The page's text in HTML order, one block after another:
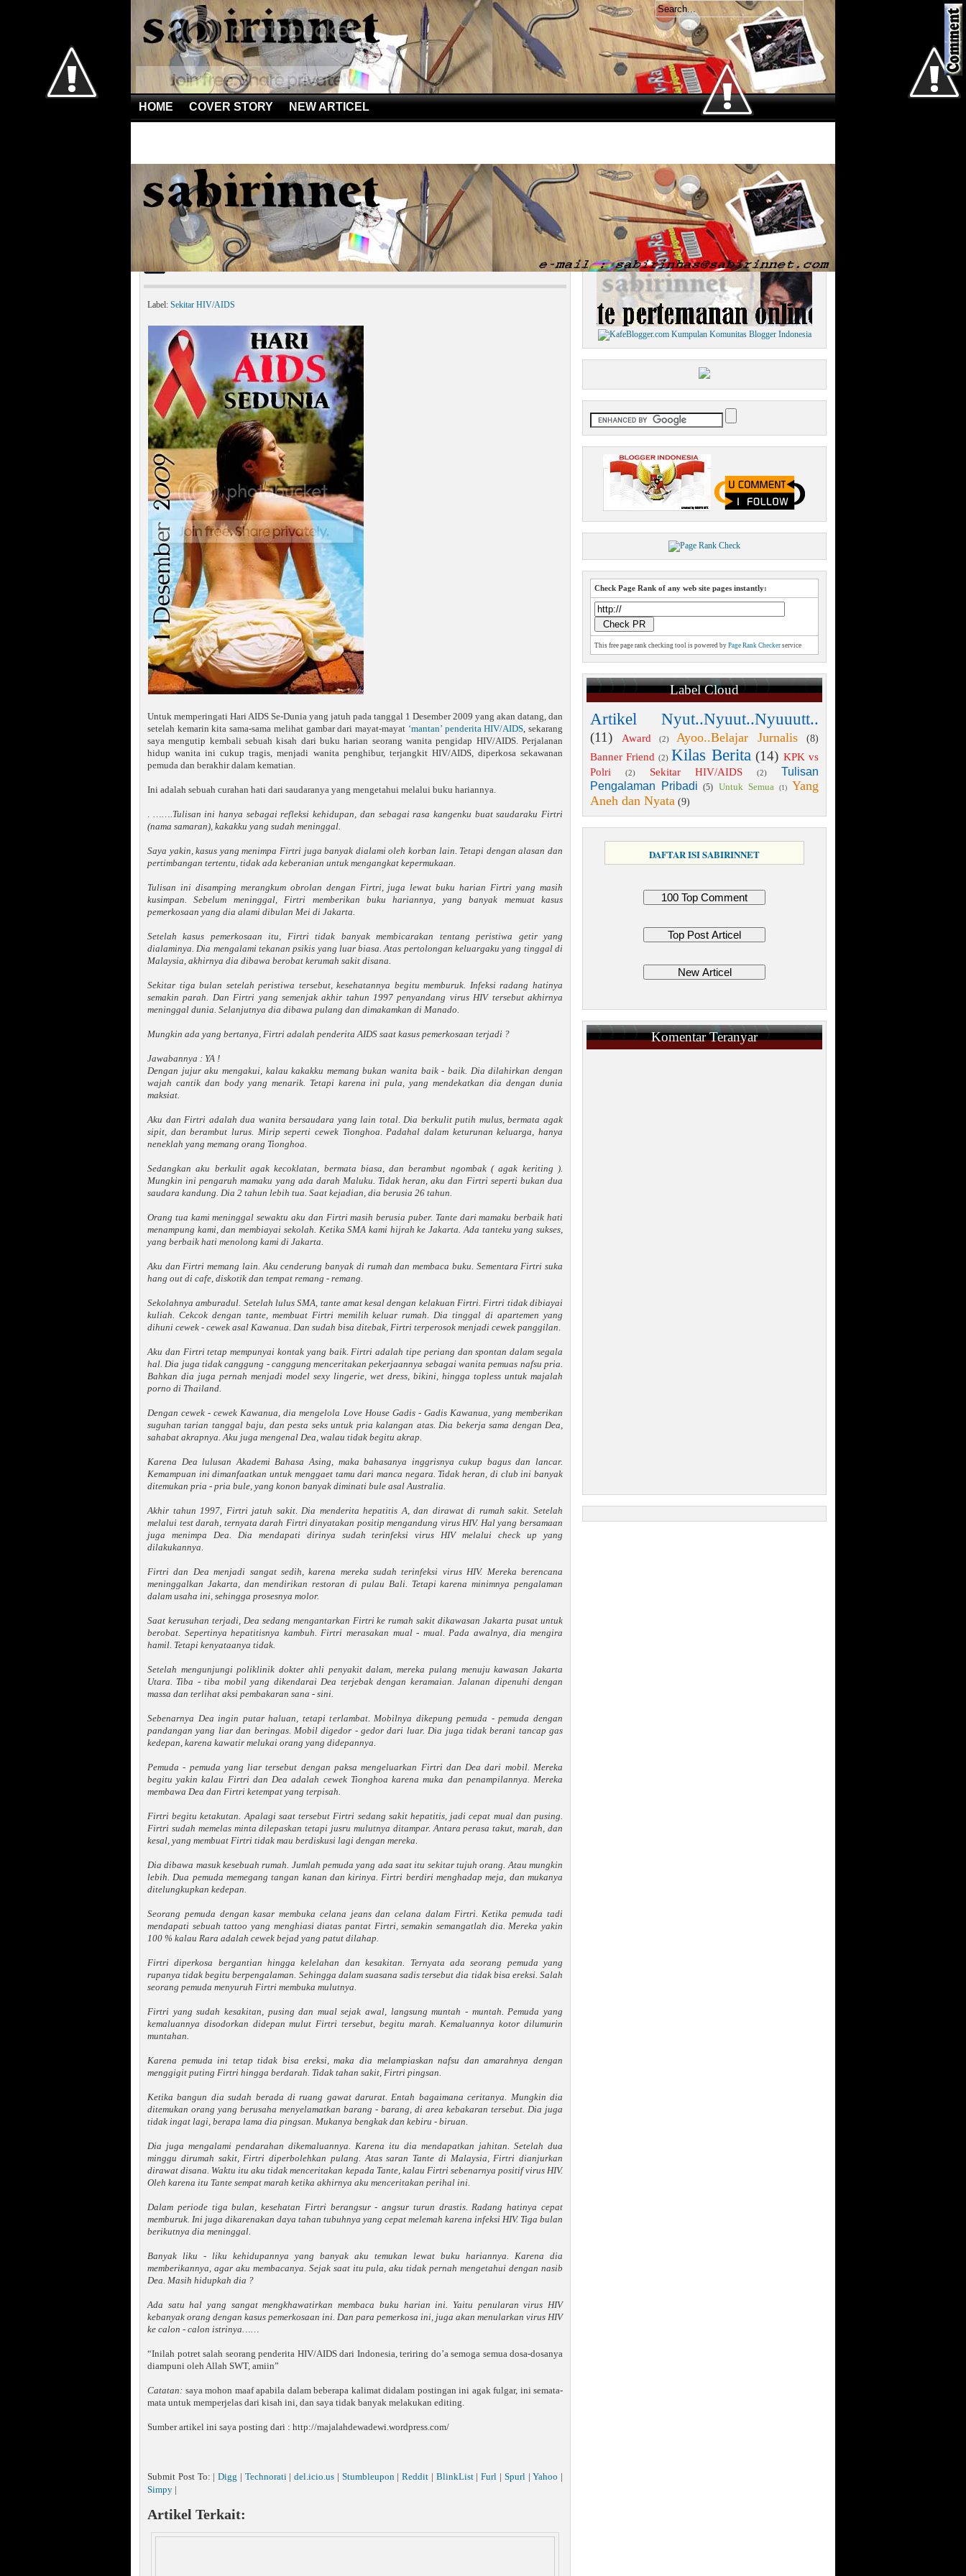
HOME COVER STORY NEW ARTICEL
Sekitar HIV/AIDS»Kisah Hidup Penderita AIDS | Curhat Cintia Untuk Saudaranya
Kisah Hidup Penderita AIDS | Curhat Cintia Untuk Saudaranya
Label: Sekitar HIV/AIDS
Untuk memperingati Hari AIDS Se-Dunia yang jatuh pada tanggal 1 Desember 2009 yang akan datang, dan
setelah kemarin kita sama-sama melihat gambar dari mayat-mayat ‘mantan’ penderita HIV/AIDS, sekarang
saya mengutip kembali sebuah kisah dari buku harian seorang wanita pengidap HIV/AIDS. Perjalanan
hidup wanita ini cukup tragis, menjadi wanita penghibur, terjangkit HIV/AIDS, diperkosa sekawanan
pemuda dan berakhir dalam kematian.
Ini adalah sebuah curahan hati dari saudaranya yang mengetahui melalui buku hariannya.
. …….Tulisan ini hanya sebagai refleksi kehidupan, dan sebagai rasa kangenku buat saudaraku Firtri
(nama samaran), kakakku yang sudah meninggal.
Saya yakin, kasus yang menimpa Firtri juga banyak dialami oleh korban lain. Tetapi dengan alasan dan
pertimbangan tertentu, tidak ada keberanian untuk mengangkat kepermukaan.
Tulisan ini disamping merangkum obrolan dengan Firtri, juga lewat buku harian Firtri yang masih
kusimpan. Sebelum meninggal, Firtri memberikan buku hariannya, yang banyak memuat kasus
pemerkosaan yang dia alami dibulan Mei di Jakarta.
Setelah kasus pemerkosaan itu, Firtri tidak banyak membicarakan tentang peristiwa getir yang
dialaminya. Dia mengalami tekanan psikis yang luar biasa. Atas pertolongan keluargaku yang tinggal di
Malaysia, akhirnya dia dibawa berobat kerumah sakit disana.
Sekitar tiga bulan setelah peristiwa tersebut, kesehatannya begitu memburuk. Infeksi radang hatinya
semakin parah. Dan Firtri yang semenjak akhir tahun 1997 penyandang virus HIV tersebut akhirnya
meninggal dunia. Selanjutnya dia dibawa pulang dan dimakamkan di Manado.
Mungkin ada yang bertanya, Firtri adalah penderita AIDS saat kasus pemerkosaan terjadi ?
Jawabannya : YA !
Dengan jujur aku mengakui, kalau kakakku memang bukan wanita baik - baik. Dia dilahirkan dengan
wajah cantik dan body yang menarik. Tetapi karena ini pula, yang mendekatkan dia dengan dunia
maksiat.
Aku dan Firtri adalah dua wanita bersaudara yang lain total. Dia berkulit putih mulus, bermata agak
sipit, dan berambut lurus. Mirip seperti cewek Tionghoa. Padahal dalam keturunan keluarga, hanya
neneklah yang memang orang Tionghoa.
Sedangkan aku berkulit agak kecoklatan, bermata biasa, dan berambut ngombak ( agak keriting ).
Mungkin ini pengaruh mamaku yang ada darah Maluku. Tidak heran, aku dan Firtri seperti bukan dua
saudara kandung. Dia 2 tahun lebih tua. Saat kejadian, dia berusia 26 tahun.
Orang tua kami meninggal sewaktu aku dan Firtri masih berusia puber. Tante dari mamaku berbaik hati
menampung kami, dan membiayai sekolah. Ketika SMA kami hijrah ke Jakarta. Ada tanteku yang sukses,
yang berbaik hati menolong kami di Jakarta.
Aku dan Firtri memang lain. Aku cenderung banyak di rumah dan membaca buku. Sementara Firtri suka
hang out di cafe, diskotik dan tempat remang - remang.
Sekolahnya amburadul. Setelah lulus SMA, tante amat kesal dengan kelakuan Firtri. Firtri tidak dibiayai
kuliah. Cekcok dengan tante, membuat Firtri memilih keluar rumah. Dia tinggal di apartemen yang
dihuni cewek - cewek asal Kawanua. Dan sudah bisa ditebak, Firtri terperosok menjadi cewek panggilan.
Aku dan Firtri tetap mempunyai kontak yang baik. Firtri adalah tipe periang dan spontan dalam segala
hal. Dia juga tidak canggung - canggung menceritakan pekerjaannya sebagai wanita pemuas nafsu pria.
Bahkan dia juga pernah menjadi model sexy lingerie, wet dress, bikini, hingga topless untuk majalah
porno di Thailand.
Dengan cewek - cewek Kawanua, dia mengelola Love House Gadis - Gadis Kawanua, yang memberikan
suguhan tarian tanggal baju, dan pesta seks untuk pria kalangan atas. Dia bekerja sama dengan Dea,
sahabat akrapnya. Aku juga mengenal Dea, walau tidak begitu akrap.
Karena Dea lulusan Akademi Bahasa Asing, maka bahasanya inggrisnya cukup bagus dan lancar.
Kemampuan ini dimanfaatkan untuk menggaet tamu dari manca negara. Tidak heran, di club ini banyak
ditemukan pria - pria bule, yang konon banyak diminati bule asal Australia.
Akhir tahun 1997, Firtri jatuh sakit. Dia menderita hepatitis A, dan dirawat di rumah sakit. Setelah
melalui test darah, ternyata darah Firtri dinyatakan positip mengandung virus HIV. Hal yang bersamaan
juga menimpa Dea. Dia mendapati dirinya sudah terinfeksi virus HIV melalui check up yang
dilakukannya.
Firtri dan Dea menjadi sangat sedih, karena mereka sudah terinfeksi virus HIV. Mereka berencana
meninggalkan Jakarta, dan mendirikan restoran di pulau Bali. Tetapi karena minimnya pengalaman
dalam usaha ini, sehingga prosesnya molor.
Saat kerusuhan terjadi, Dea sedang mengantarkan Firtri ke rumah sakit dikawasan Jakarta pusat untuk
berobat. Sepertinya hepatitisnya kambuh. Firtri merasakan mual - mual. Pada awalnya, dia mengira
hamil. Tetapi kenyataanya tidak.
Setelah mengunjungi poliklinik dokter ahli penyakit dalam, mereka pulang menuju kawasan Jakarta
Utara. Tiba - tiba mobil yang dikendarai Dea terjebak dengan keramaian. Jalanan dipenuhi dengan
massa dan terlihat aksi pembakaran sana - sini.
Sebenarnya Dea ingin putar haluan, tetapi terlambat. Mobilnya dikepung pemuda - pemuda dengan
pandangan yang liar dan beringas. Mobil digedor - gedor dari luar. Dia juga tidak berani tancap gas
kedepan, karena kawatir melukai orang yang didepannya.
Pemuda - pemuda yang liar tersebut dengan paksa mengeluarkan Firtri dan Dea dari mobil. Mereka
begitu yakin kalau Firtri dan Dea adalah cewek Tionghoa karena muka dan penampilannya. Mereka
membawa Dea dan Firtri ketempat yang terpisah.
Firtri begitu ketakutan. Apalagi saat tersebut Firtri sedang sakit hepatitis, jadi cepat mual dan pusing.
Firtri sudah memelas minta dilepaskan tetapi jusru mulutnya ditampar. Antara perasa takut, marah, dan
kesal, yang membuat Firtri tidak mau berdiskusi lagi dengan mereka.
Dia dibawa masuk kesebuah rumah. Jumlah pemuda yang ada saat itu sekitar tujuh orang. Atau mungkin
lebih. Dua pemuda memegang tangan kanan dan kirinya. Firtri berdiri menghadap meja, dan mukanya
ditelungkupkan kedepan.
Seorang pemuda dengan kasar membuka celana jeans dan celana dalam Firtri. Ketika pemuda tadi
mendapati sebuah tattoo yang menghiasi diatas pantat Firtri, semakin semangatlah dia. Mereka yakin
100 % kalau Rara adalah cewek bejad yang patut dilahap.
Firtri diperkosa bergantian hingga kelelahan dan kesakitan. Ternyata ada seorang pemuda yang
rupanya tidak begitu berpengalaman. Sehingga dalam suasana sadis tersebut dia tidak bisa ereksi. Salah
seorang pemuda menyuruh Firtri membuka mulutnya.
Firtri yang sudah kesakitan, pusing dan mual sejak awal, langsung muntah - muntah. Pemuda yang
kemaluannya disodorkan didepan mulut Firtri tersebut, begitu marah. Kemaluannya kotor dilumurin
muntahan.
Karena pemuda ini tetap tidak bisa ereksi, maka dia melampiaskan nafsu dan amarahnya dengan
menggigit puting Firtri hingga berdarah. Tidak tahan sakit, Firtri pingsan.
Ketika bangun dia sudah berada di ruang gawat darurat. Entah bagaimana ceritanya. Mungkin dia
ditemukan orang yang berusaha menyelamatkan barang - barang, di area kebakaran tersebut. Dia juga
tidak ingat lagi, berapa lama dia pingsan. Mukanya bengkak dan kebiru - biruan.
Dia juga mengalami pendarahan dikemaluannya. Karena itu dia mendapatkan jahitan. Setelah dua
minggu dirumah sakit, Firtri diperbolehkan pulang. Atas saran Tante di Malaysia, Firtri dianjurkan
dirawat disana. Waktu itu aku tidak menceritakan kepada Tante, kalau Firtri sebenarnya positif virus HIV.
Oleh karena itu Tante sempat marah ketika akhirnya aku menceritakan perihal ini.
Dalam periode tiga bulan, kesehatan Firtri berangsur - angsur turun drastis. Radang hatinya cepat
memburuk. Ini juga dikarenakan daya tahan tubuhnya yang cepat melemah karena infeksi HIV. Tiga bulan
berikutnya dia meninggal.
Banyak liku - liku kehidupannya yang banyak aku temukan lewat buku hariannya. Karena dia
memberikannya, agar aku membacanya. Sejak saat itu pula, aku tidak pernah mengetahui dengan nasib
Dea. Masih hidupkah dia ?
Ada satu hal yang sangat mengkhawatirkan membaca buku harian ini. Yaitu penularan virus HIV
kebanyak orang dengan kasus pemerkosaan ini. Dan para pemerkosa ini, juga akan menularkan virus HIV
ke calon - calon istrinya……
“Inilah potret salah seorang penderita HIV/AIDS dari Indonesia, teriring do’a semoga semua dosa-dosanya
diampuni oleh Allah SWT, amiin”
Catatan: saya mohon maaf apabila dalam beberapa kalimat didalam postingan ini agak fulgar, ini semata-
mata untuk memperjelas dari kisah ini, dan saya tidak banyak melakukan editing.
Sumber artikel ini saya posting dari : http://majalahdewadewi.wordpress.com/
Submit Post To: |Digg Technorati|del.icio.us Stumbleupon|Reddit BlinkList|Furl Spurl|Yahoo
Simpy
Artikel Terkait:
Welcome
Kamis 6 Agustus 2026
Check Page Rank of any web site pages instantly:
This free page rank checking tool is powered by Page Rank Checker service
Label Cloud
Artikel Nyut..Nyuut..Nyuuutt..
(11) Award (2) Ayoo..Belajar Jurnalis
(8)
Banner Friend (2) Kilas Berita (14) KPK vs
Polri
(2) Sekitar HIV/AIDS (2)
Tulisan
Pengalaman Pribadi (5) Untuk Semua (1)
Yang
Aneh dan Nyata (9)
DAFTAR ISI SABIRINNET
Komentar Teranyar